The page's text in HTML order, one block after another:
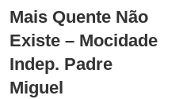
Mais Quente Não
Existe – Mocidade
Indep. Padre
Miguel